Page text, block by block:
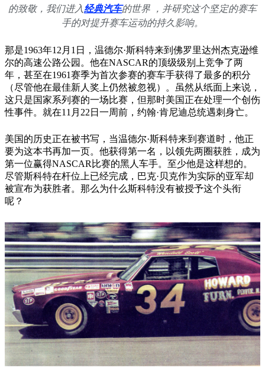
的致敬，我们进入经典汽车的世界 ，并研究这个坚定的赛车
手的对提升赛车运动的持久影响。
那是1963年12月1日，温德尔·斯科特来到佛罗里达州杰克逊维
尔的高速公路公园。他在NASCAR的顶级级别上竞争了两
年，甚至在1961赛季为首次参赛的赛车手获得了最多的积分
（尽管他在最佳新人奖上仍然被忽视）。虽然从纸面上来说，
这只是国家系列赛的一场比赛，但那时美国正在处理一个创伤
性事件。就在11月22日一周前，约翰·肯尼迪总统遇刺身亡。
美国的历史正在被书写，当温德尔·斯科特来到赛道时，他正
要为这本书再加一页。他获得第一名，以领先两圈获胜，成为
第一位赢得NASCAR比赛的黑人车手。至少他是这样想的。
尽管斯科特在杆位上已经完成，巴克·贝克作为实际的亚军却
被宣布为获胜者。那么为什么斯科特没有被授予这个头衔
呢？